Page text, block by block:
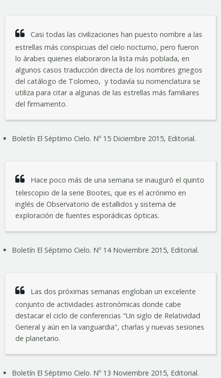
Casi todas las civilizaciones han puesto nombre a las
estrellas más conspicuas del cielo nocturno, pero fueron
lo árabes quienes elaboraron la lista más poblada, en
algunos casos traducción directa de los nombres griegos
del catálogo de Tolomeo, y todavía su nomenclatura se
utiliza para citar a algunas de las estrellas más familiares
del firmamento.
Boletín El Séptimo Cielo. Nº 15 Diciembre 2015, Editorial.
Hace poco más de una semana se inauguró el quinto
telescopio de la serie Bootes, que es el acrónimo en
inglés de Observatorio de estallidos y sistema de
exploración de fuentes esporádicas ópticas.
Boletín El Séptimo Cielo. Nº 14 Noviembre 2015, Editorial.
Las dos próximas semanas engloban un excelente
conjunto de actividades astronómicas donde cabe
destacar el ciclo de conferencias "Un siglo de Relatividad
General y aún en la vanguardia", charlas y nuevas sesiones
de planetario.
Boletín El Séptimo Cielo. Nº 13 Noviembre 2015, Editorial.